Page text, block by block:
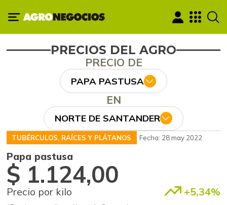
PRECIOS DEL AGRO
PRECIO DE
PAPA PASTUSA
EN
NORTE DE SANTANDER
TUBÉRCULOS, RAÍCES Y PLÁTANOS Fecha: 28 may 2022
Papa pastusa
$ 1.124,00
Precio por kilo +5,34%